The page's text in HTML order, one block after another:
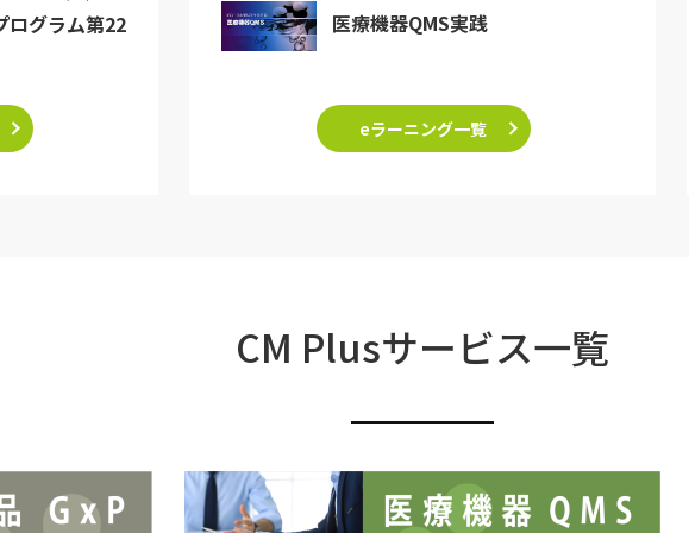
グラム第22
医療機器QMS実践
eラーニング一覧
CM Plusサービス一覧